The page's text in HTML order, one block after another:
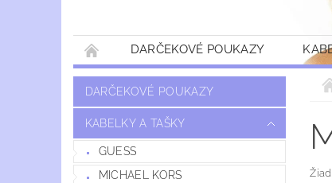
DARČEKOVÉ POUKAZY
DARČEKOVÉ POUKAZY
KABELKY A TAŠKY
GUESS
MICHAEL KORS